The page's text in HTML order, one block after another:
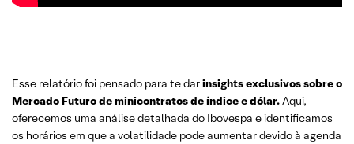
Esse relatório foi pensado para te darinsights exclusivos sobre o
Mercado Futurode minicontratos de índice e dólar.Aqui,
oferecemos uma análise detalhada do Ibovespa e identificamos
os horários em que a volatilidade pode aumentar devido à agenda